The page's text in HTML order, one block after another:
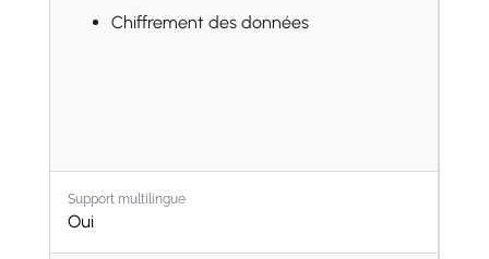
Qualité
Recommandations
Chiffrement des données
Support multilingue
Oui